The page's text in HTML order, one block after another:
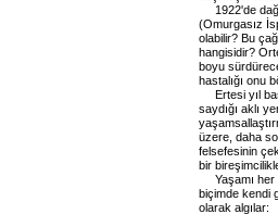
1922'de
(Omurgasız
olabilir? Bu
hangisidir?
boyu
hastalığı onu
Ertesi yıl
saydığı aklı
üzere, daha
felsefesinin
bir
Yaşamı
biçimde kendi
olarak algılar: